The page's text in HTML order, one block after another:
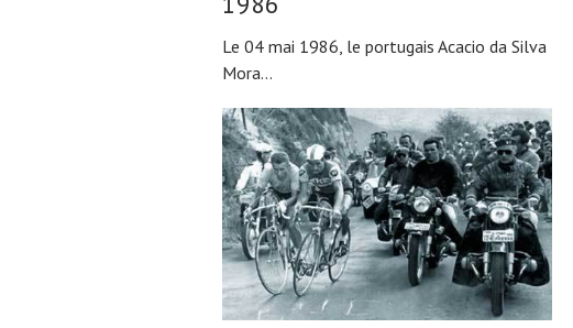
Le 04 mai 1986, le portugais Acacio da Silva
Mora...